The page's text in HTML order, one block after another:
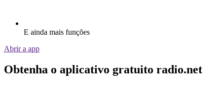
E ainda mais funções
Abrir a app
Obtenha o aplicativo gratuito radio.net